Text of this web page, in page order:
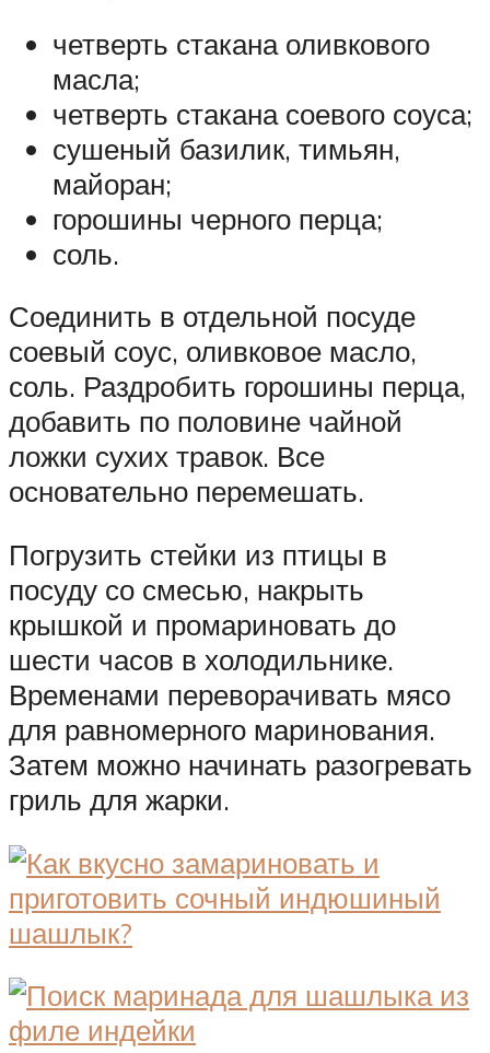
четверть стакана оливкового
масла;
четверть стакана соевого соуса;
сушеный базилик, тимьян,
майоран;
горошины черного перца;
соль.
Соединить в отдельной посуде
соевый соус, оливковое масло,
соль. Раздробить горошины перца,
добавить по половине чайной
ложки сухих травок. Все
основательно перемешать.
Погрузить стейки из птицы в
посуду со смесью, накрыть
крышкой и промариновать до
шести часов в холодильнике.
Временами переворачивать мясо
для равномерного маринования.
Затем можно начинать разогревать
гриль для жарки.